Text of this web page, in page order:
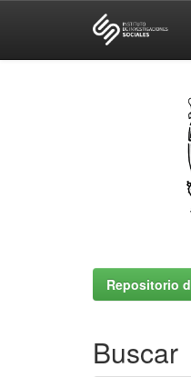
Repositorio
Buscar